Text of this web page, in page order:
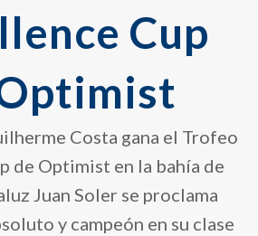
Cup
Costa gana el Trofeo
de Optimist en la bahía de
Juan Soler se proclama
y campeón en su clase